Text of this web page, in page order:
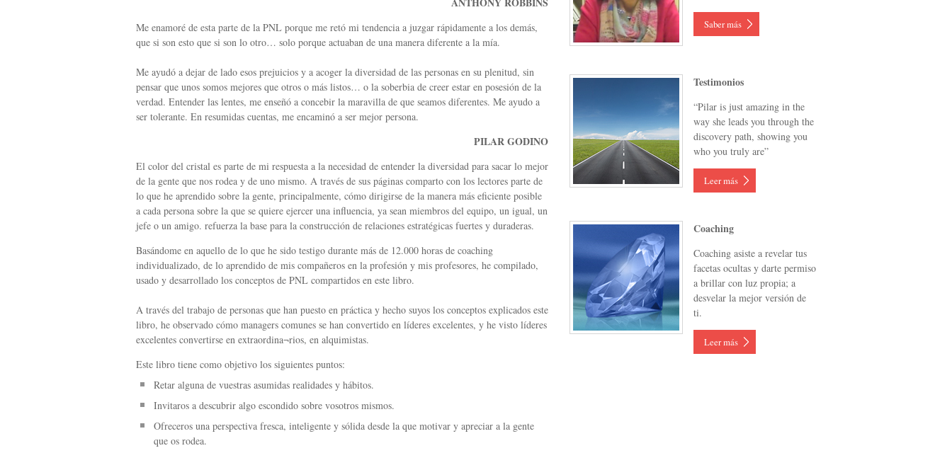
Me enamoré de esta parte de la PNL porque me retó mi tendencia a juzgar rápidamente a los demás,
que si son esto que si son lo otro… solo porque actuaban de una manera diferente a la mía.
Me ayudó a dejar de lado esos prejuicios y a acoger la diversidad de las personas en su plenitud, sin
pensar que unos somos mejores que otros o más listos… o la soberbia de creer estar en posesión de la
verdad. Entender las lentes, me enseñó a concebir la maravilla de que seamos diferentes. Me ayudo a
ser tolerante. En resumidas cuentas, me encaminó a ser mejor persona.
PILAR GODINO
El color del cristal es parte de mi respuesta a la necesidad de entender la diversidad para sacar lo mejor
de la gente que nos rodea y de uno mismo. A través de sus páginas comparto con los lectores parte de
lo que he aprendido sobre la gente, principalmente, cómo dirigirse de la manera más eficiente posible
a cada persona sobre la que se quiere ejercer una influencia, ya sean miembros del equipo, un igual, un
jefe o un amigo. refuerza la base para la construcción de relaciones estratégicas fuertes y duraderas.
Basándome en aquello de lo que he sido testigo durante más de 12.000 horas de coaching
individualizado, de lo aprendido de mis compañeros en la profesión y mis profesores, he compilado,
usado y desarrollado los conceptos de PNL compartidos en este libro.
A través del trabajo de personas que han puesto en práctica y hecho suyos los conceptos explicados este
libro, he observado cómo managers comunes se han convertido en líderes excelentes, y he visto líderes
excelentes convertirse en extraordina¬rios, en alquimistas.
Este libro tiene como objetivo los siguientes puntos:
Retar alguna de vuestras asumidas realidades y hábitos.
Invitaros a descubrir algo escondido sobre vosotros mismos.
Ofreceros una perspectiva fresca, inteligente y sólida desde la que motivar y apreciar a la gente
que os rodea.
Saber más
Testimonios
“Pilar is just amazing in the
way she leads you through the
discovery path, showing you
who you truly are”
Leer más
Coaching
Coaching asiste a revelar tus
facetas ocultas y darte permiso
a brillar con luz propia; a
desvelar la mejor versión de
ti.
Leer más